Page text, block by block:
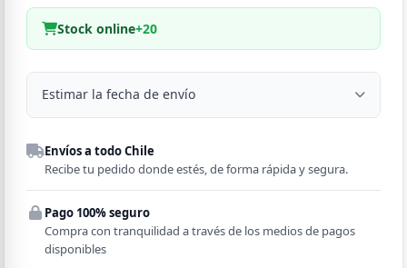
Stock online+20
Estimar la fecha de envío
Despacho a domicilio
Región
Comuna
Envíos a todo Chile
Recibe tu pedido donde estés, de forma rápida y segura.
Pago 100% seguro
Compra con tranquilidad a través de los medios de pagos
disponibles